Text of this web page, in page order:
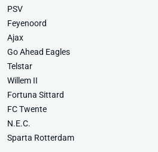
PSV
Feyenoord
Ajax
Go Ahead Eagles
Telstar
Willem II
Fortuna Sittard
FC Twente
N.E.C.
Sparta Rotterdam